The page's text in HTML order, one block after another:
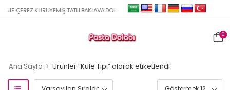
ÇEREZ KURUYEMIŞ TATLI BAKLAVA DOLAPLARI İMALAT VE SATIŞ
0
Ana Sayfa > Ürünler “Kule Tipi” olarak etiketlendi